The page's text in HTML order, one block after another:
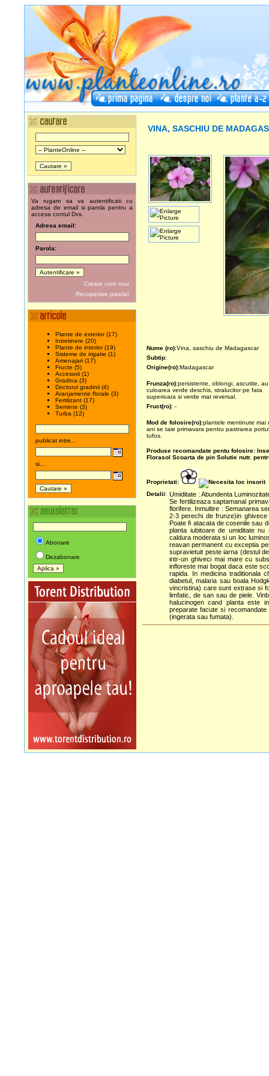
Va rugam sa va autentificati cu
adresa de email si parola pentru a
accesa contul Dvs.
Adresa email:
Parola:
Creare cont nou
Recuperare parola!
Plante de exterior (17)
Intretinere (20)
Plante de interior (19)
Sisteme de irigatie (1)
Amenajari (17)
Fructe (5)
Accesorii (1)
Gradina (3)
Doctorul gradinii (4)
Aranjamente florale (3)
Fertilizant (17)
Seminte (3)
Turba (12)
publicat intre...
si...
Abonare
Dezabonare
VINA, SASCHIU DE
Nume (ro):Vina, saschiu de Madagascar
Subtip:
Origine(ro):Madagascar
Frunza(ro):persistente, oblongi, ascutite, au
culoarea verde deschis, stralucitor pe fata
superioara si verde mat reversal.
Fruct(ro): -
Mod de folosire(ro):plantele mentinute mai
ani se taie primavara pentru pastrarea
tufos.
Produse recomandate pentu folosire:
Florasol Scoarta de pin Solutie nutr.
Proprietati:
Detalii: Umiditate : Abundenta
Se fertilizeaza saptamanal
florifere. Inmultire : Semanarea
2-3 perechi de frunze)in
Poate fi atacata de cosenile sau
planta iubitoare de umiditate
caldura moderata si un loc
reavan permanent cu exceptia
supravietuit peste iarna (destul
intr-un ghiveci mai mare cu
infloreste mai bogat daca este
rapida. In medicina traditionala
diabetul, malaria sau boala
vincristina) care sunt extrase si
limfatic, de san sau de piele.
halucinogen cand planta este
preparate facute si
(ingerata sau fumata).